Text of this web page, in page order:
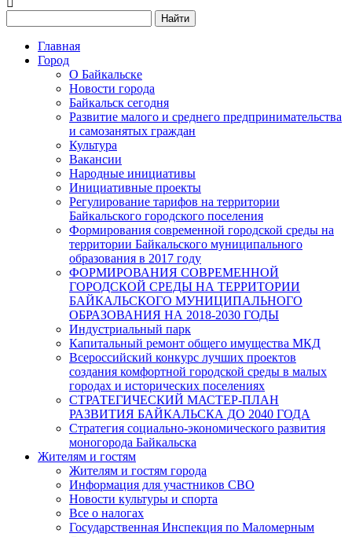
Найти
Главная
Город
О Байкальске
Новости города
Байкальск сегодня
Развитие малого и среднего предпринимательства
и самозанятых граждан
Культура
Вакансии
Народные инициативы
Инициативные проекты
Регулирование тарифов на территории
Байкальского городского поселения
Формирования современной городской среды на
территории Байкальского муниципального
образования в 2017 году
ФОРМИРОВАНИЯ СОВРЕМЕННОЙ
ГОРОДСКОЙ СРЕДЫ НА ТЕРРИТОРИИ
БАЙКАЛЬСКОГО МУНИЦИПАЛЬНОГО
ОБРАЗОВАНИЯ НА 2018-2030 ГОДЫ
Индустриальный парк
Капитальный ремонт общего имущества МКД
Всероссийский конкурс лучших проектов
создания комфортной городской среды в малых
городах и исторических поселениях
СТРАТЕГИЧЕСКИЙ МАСТЕР-ПЛАН
РАЗВИТИЯ БАЙКАЛЬСКА ДО 2040 ГОДА
Стратегия социально-экономического развития
моногорода Байкальска
Жителям и гостям
Жителям и гостям города
Информация для участников СВО
Новости культуры и спорта
Все о налогах
Государственная Инспекция по Маломерным